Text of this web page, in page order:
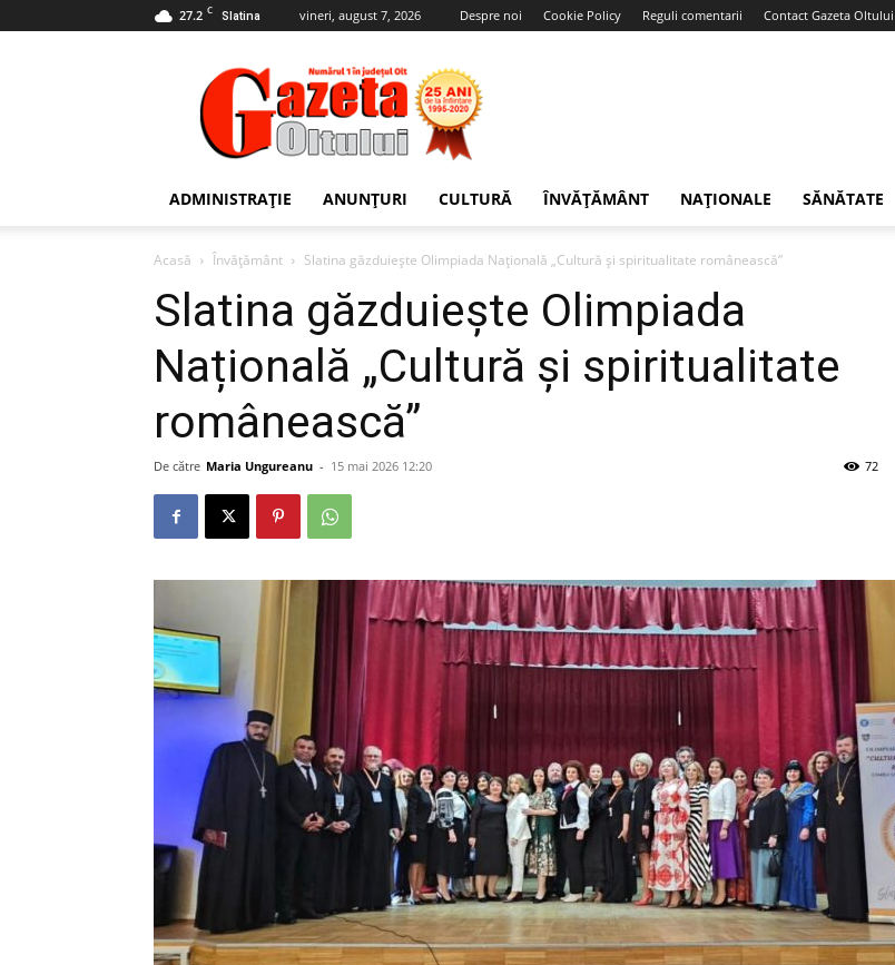
27.2 C Slatina vineri, august 7, 2026 Despre noi Cookie Policy Reguli comentarii Contact Gazeta Oltului
Gazeta
Oltului
ADMINISTRAȚIE ANUNȚURI CULTURĂ ÎNVĂȚĂMÂNT NAȚIONALE SĂNĂTATE
Acasă Învățământ Slatina găzduiește Olimpiada Națională „Cultură și spiritualitate românească”
Slatina găzduiește Olimpiada
Națională „Cultură și spiritualitate
românească”
De către Maria Ungureanu - 15 mai 2026 12:20 72